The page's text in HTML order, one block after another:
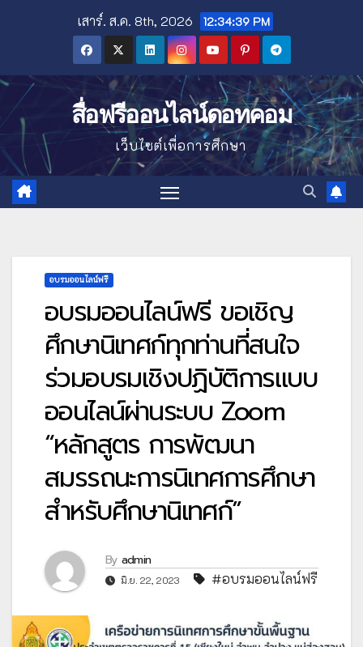
เสาร์. ส.ค. 8th, 2026 12:34:40 PM
สื่อฟรีออนไลน์ดอทคอม
เว็บไซต์เพื่อการศึกษา
อบรมออนไลน์ฟรี
อบรมออนไลน์ฟรี ขอเชิญ
ศึกษานิเทศก์ทุกท่านที่สนใจ
ร่วมอบรมเชิงปฏิบัติการแบบ
ออนไลน์ผ่านระบบ Zoom
“หลักสูตร การพัฒนา
สมรรถนะการนิเทศการศึกษา
สำหรับศึกษานิเทศก์”
By admin
มิ.ย. 22, 2023 #อบรมออนไลน์ฟรี